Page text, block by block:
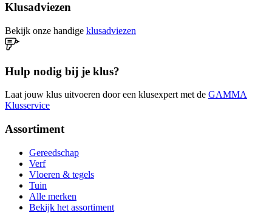
Klusadviezen
Bekijk onze handige klusadviezen
Hulp nodig bij je klus?
Laat jouw klus uitvoeren door een klusexpert met de GAMMA
Klusservice
Assortiment
Gereedschap
Verf
Vloeren & tegels
Tuin
Alle merken
Bekijk het assortiment